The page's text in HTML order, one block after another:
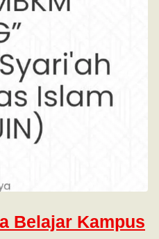
Belajar Kampus